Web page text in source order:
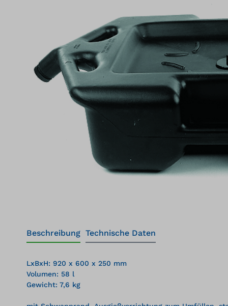
Beschreibung Technische Daten
LxBxH: 920 x 600 x 250 mm
Volumen: 58 l
Gewicht: 7,6 kg